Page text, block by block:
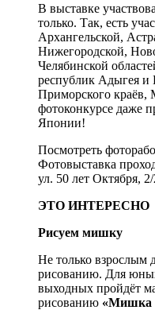
В выставке
только. Так, есть
Архангельской,
Нижегородской,
Челябинской
республик Адыгея и
Приморского краёв,
фотоконкурсе даже
Японии!
Посмотреть
Фотовыставка
ул. 50 лет Октября,
ЭТО ИНТЕРЕСНО
Рисуем мишку
Не только взрослым
рисованию. Для
выходных пройдёт
рисованию «Мишка